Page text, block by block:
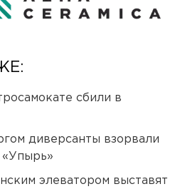
сбили в
диверсанты взорвали
«Упырь»
элеватором выставят